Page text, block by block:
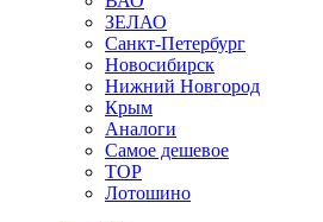
ЗЕЛАО
Санкт-Петербург
Новосибирск
Нижний Новгород
Крым
Аналоги
Самое дешевое
TOP
Лотошино